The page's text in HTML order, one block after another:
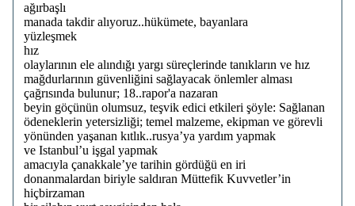
ağırbaşlı
manada takdir alıyoruz..hükümete, bayanlara
yüzleşmek
hız
olaylarının ele alındığı yargı süreçlerinde tanıkların ve hız
mağdurlarının güvenliğini sağlayacak önlemler alması
çağrısında bulunur; 18..rapor'a nazaran
beyin göçünün olumsuz, teşvik edici etkileri şöyle: Sağlanan
ödeneklerin yetersizliği; temel malzeme, ekipman ve görevli
yönünden yaşanan kıtlık..rusya’ya yardım yapmak
ve Istanbul’u işgal yapmak
amacıyla çanakkale’ye tarihin gördüğü en iri
donanmalardan biriyle saldıran Müttefik Kuvvetler’in
hiçbirzaman